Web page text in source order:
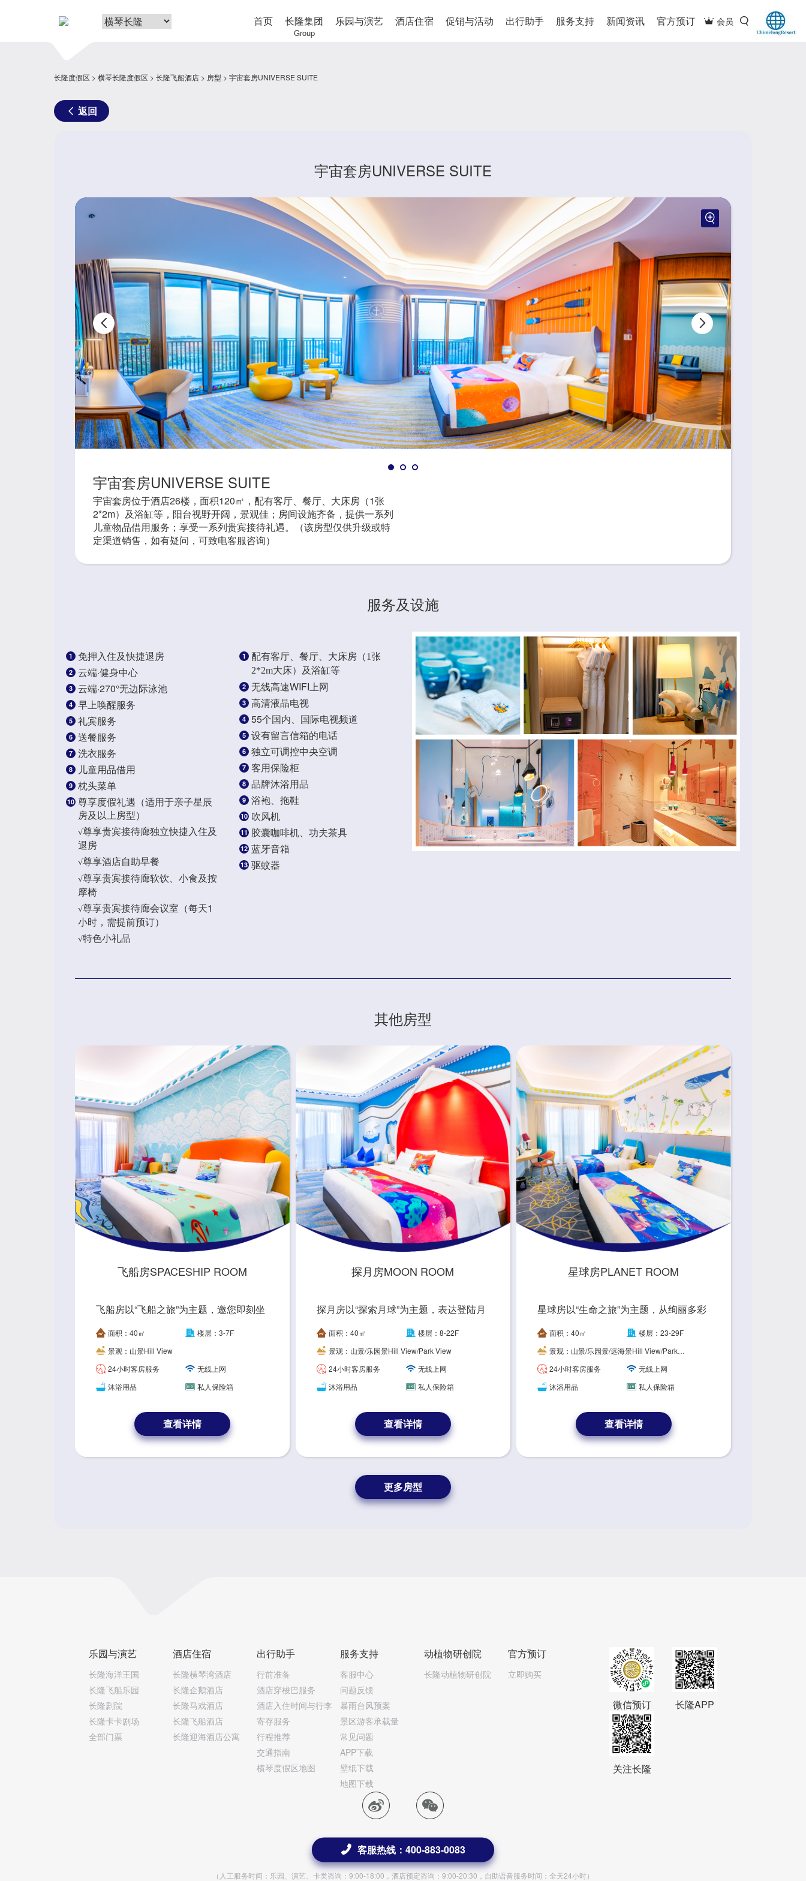
会员
首页 长隆集团
Group
乐园与演艺 酒店住宿 促销与活动 出行助手 服务支持 新闻资讯 官方预订
长隆度假区 横琴长隆度假区 长隆飞船酒店 房型 宇宙套房UNIVERSE SUITE
返回
宇宙套房UNIVERSE SUITE
宇宙套房UNIVERSE SUITE
宇宙套房位于酒店26楼，面积120㎡，配有客厅、餐厅、大床房（1张
2*2m）及浴缸等，阳台视野开阔，景观佳；房间设施齐备，提供一系列
儿童物品借用服务；享受一系列贵宾接待礼遇。（该房型仅供升级或特
定渠道销售，如有疑问，可致电客服咨询）
服务及设施
免押入住及快捷退房
1
云端·健身中心
2
云端·270°无边际泳池
3
早上唤醒服务
4
礼宾服务
5
送餐服务
6
洗衣服务
7
儿童用品借用
8
枕头菜单
9
尊享度假礼遇（适用于亲子星辰
房及以上房型）
10
√尊享贵宾接待廊独立快捷入住及
退房
√尊享酒店自助早餐
√尊享贵宾接待廊软饮、小食及按
摩椅
√尊享贵宾接待廊会议室（每天1
小时，需提前预订）
√特色小礼品
配有客厅、餐厅、大床房（1张
2*2m大床）及浴缸等
1
无线高速WIFI上网
2
高清液晶电视
3
55个国内、国际电视频道
4
设有留言信箱的电话
5
独立可调控中央空调
6
客用保险柜
7
品牌沐浴用品
8
浴袍、拖鞋
9
吹风机
10
胶囊咖啡机、功夫茶具
11
蓝牙音箱
12
驱蚊器
13
其他房型
飞船房SPACESHIP ROOM
飞船房以“飞船之旅”为主题，邀您即刻坐
空，展开一段神奇的未知之旅。 With the
theme of "Spaceship Holiday ", the gues
troom invites you to get into the spaceshi
p, walk on the world, about to start an ex
citing voyage into an unknown world.
面积：40㎡
楼层：3-7F
景观：山景Hill View
24小时客房服务
无线上网
沐浴用品
私人保险箱
查看详情
探月房MOON ROOM
探月房以“探索月球”为主题，表达登陆月
手维护生物多样性及人类美好家园。 Wit
h the theme of "Lunar Exploration", the g
uestroom expresses the moon landing in
augurated a new era in space exploratio
n, encouraging people to try their best to
ul homeland.
面积：40㎡
楼层：8-22F
景观：山景/乐园景Hill View/Park View
24小时客房服务
无线上网
沐浴用品
私人保险箱
查看详情
星球房PLANET ROOM
星球房以“生命之旅”为主题，从绚丽多彩
归生命本质，乐享美好生活。 With the th
eme of "Journey of Life", the Planet Roo
m brings awareness to people to return t
o the essence of life and enjoy the wond
erful world.
面积：40㎡
楼层：23-29F
景观：山景/乐园景/远海景Hill View/Park
24小时客房服务
无线上网
沐浴用品
私人保险箱
查看详情
更多房型
乐园与演艺
长隆海洋王国
长隆飞船乐园
长隆剧院
长隆卡卡剧场
全部门票
酒店住宿
长隆横琴湾酒店
长隆企鹅酒店
长隆马戏酒店
长隆飞船酒店
长隆迎海酒店公寓
出行助手
行前准备
酒店穿梭巴服务
酒店入住时间与行李
寄存服务
行程推荐
交通指南
横琴度假区地图
服务支持
客服中心
问题反馈
暴雨台风预案
景区游客承载量
常见问题
APP下载
壁纸下载
地图下载
动植物研创院
长隆动植物研创院
官方预订
立即购买
微信预订 长隆APP
关注长隆
客服热线：400-883-0083
（人工服务时间：乐园、演艺、卡类咨询：9:00-18:00，酒店预定咨询：9:00-20:30，自助语音服务时间：全天24小时）